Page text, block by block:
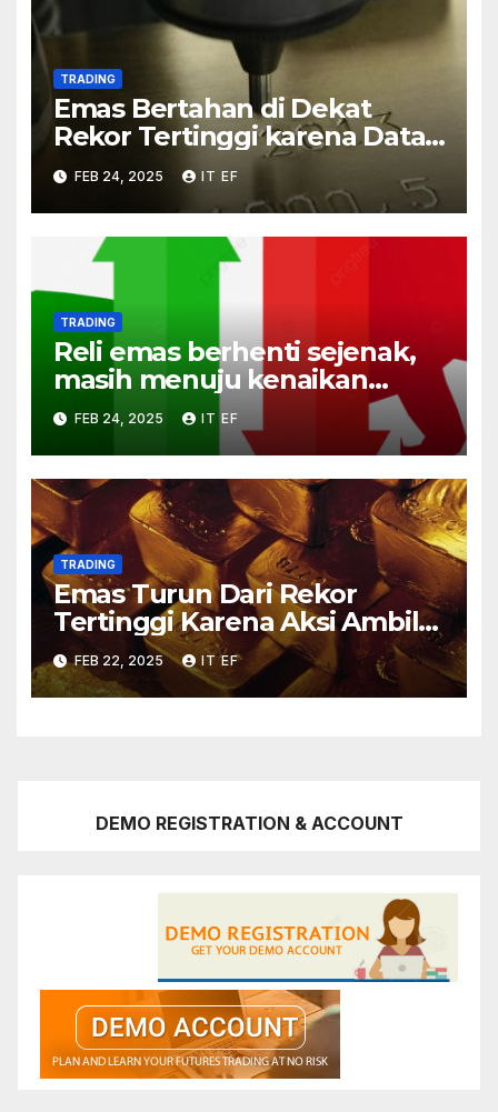
TRADING
Emas Bertahan di Dekat
Rekor Tertinggi karena Data
AS yang Lemah
FEB 24, 2025 IT EF
TRADING
Reli emas berhenti sejenak,
masih menuju kenaikan
delapan minggu berturut-
turut
FEB 24, 2025 IT EF
TRADING
Emas Turun Dari Rekor
Tertinggi Karena Aksi Ambil
Untung
FEB 22, 2025 IT EF
DEMO REGISTRATION & ACCOUNT